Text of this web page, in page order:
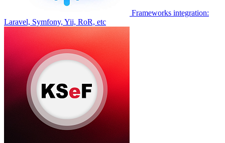
Frameworks integration:
Laravel, Symfony, Yii, RoR, etc